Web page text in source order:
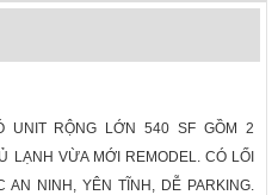
UNIT RỘNG LỚN 540 SF GỒM 2
LẠNH VỪA MỚI REMODEL. CÓ LỐI
AN NINH, YÊN TĨNH, DỄ PARKING.